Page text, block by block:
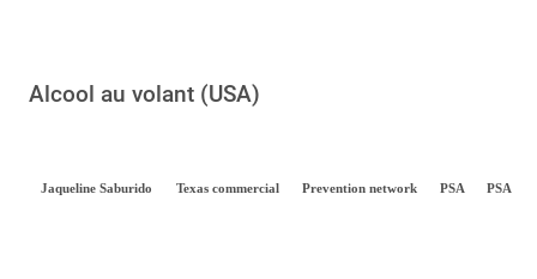
Alcool au volant (USA)
Jaqueline Saburido Texas commercial Prevention network PSA PSA